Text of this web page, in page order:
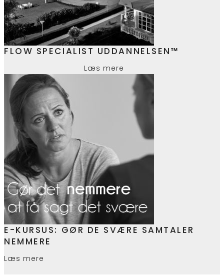
FLOW SPECIALIST UDDANNELSEN™
Læs mere
E-KURSUS: GØR DE SVÆRE SAMTALER
NEMMERE
Læs mere